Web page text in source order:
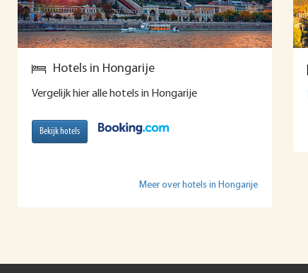
Hotels in Hongarije
Vergelijk hier alle hotels in Hongarije
Bekijk hotels
Meer over hotels in Hongarije